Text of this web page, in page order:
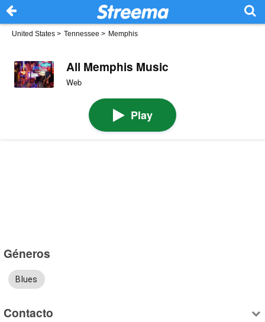
United States > Tennessee > Memphis
All Memphis Music
Web
Play
Géneros
Blues
Contacto